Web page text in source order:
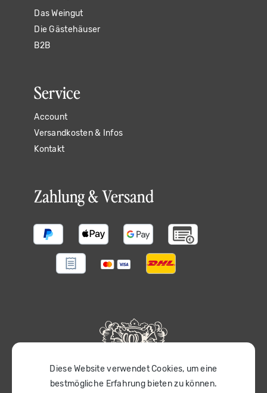
Das Weingut
Die Gästehäuser
B2B
Service
Account
Versandkosten & Infos
Kontakt
Zahlung & Versand
Diese Website verwendet Cookies, um eine
bestmögliche Erfahrung bieten zu können.